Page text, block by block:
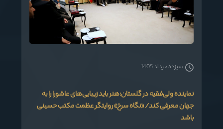
نماینده ولی‌فقیه در گلستان:هنر باید زیبایی‌های عاشورا را به
جهان معرفی کند/ «نگاه سرخ» روایتگر عظمت مکتب حسینی
باشد
سیزده خرداد 1405